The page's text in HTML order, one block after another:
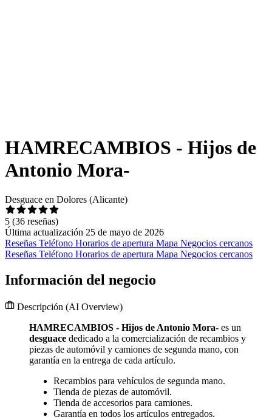
HAMRECAMBIOS - Hijos de
Antonio Mora-
Desguace en Dolores (Alicante)
5 (36 reseñas)
Última actualización 25 de mayo de 2026
Reseñas Teléfono Horarios de apertura Mapa Negocios cercanos
Reseñas Teléfono Horarios de apertura Mapa Negocios cercanos
Información del negocio
Descripción (AI Overview)
HAMRECAMBIOS - Hijos de Antonio Mora- es un
desguace dedicado a la comercialización de recambios y
piezas de automóvil y camiones de segunda mano, con
garantía en la entrega de cada artículo.
Recambios para vehículos de segunda mano.
Tienda de piezas de automóvil.
Tienda de accesorios para camiones.
Garantía en todos los artículos entregados.